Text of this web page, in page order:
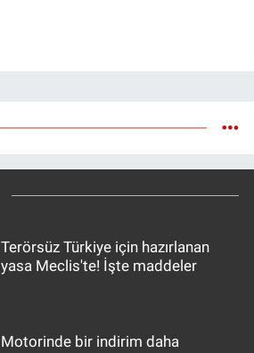
Terörsüz Türkiye için hazırlanan
yasa Meclis'te! İşte maddeler
Motorinde bir indirim daha